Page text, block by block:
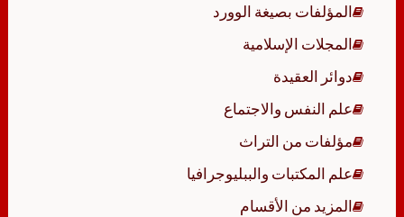
المؤلفات بصيغة الوورد
المجلات الإسلامية
دوائر العقيدة
علم النفس والاجتماع
مؤلفات من التراث
علم المكتبات والببليوجرافيا
المزيد من الأقسام